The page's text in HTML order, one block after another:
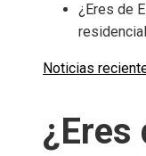
¿Eres de
Noticias
¿Eres